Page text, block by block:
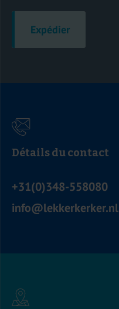
Expédier
Détails du contact
+31(0)348-558080
info@lekkerkerker.nl